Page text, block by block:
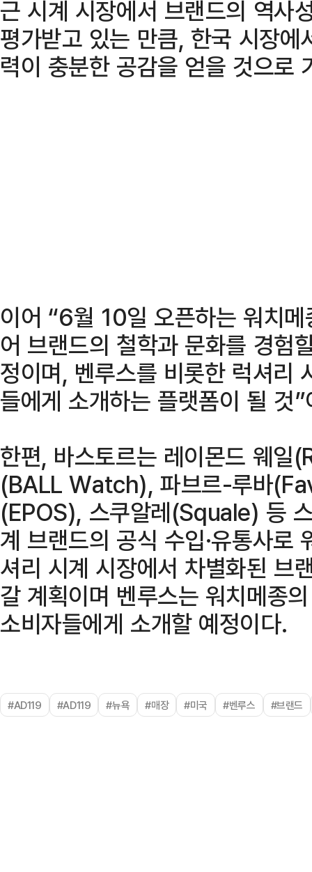
근 시계 시장에서 브랜드의 역사
평가받고 있는 만큼, 한국 시장
력이 충분한 공감을 얻을 것으로
이어 “6월 10일 오픈하는 워치
어 브랜드의 철학과 문화를 경험
정이며, 벤루스를 비롯한 럭셔리
들에게 소개하는 플랫폼이 될 것
한편, 바스토르는 레이몬드 웨
(BALL Watch), 파브르-루바
(EPOS), 스쿠알레(Squale) 등
계 브랜드의 공식 수입·유통사로
셔리 시계 시장에서 차별화된 브
갈 계획이며 벤루스는 워치메종
소비자들에게 소개할 예정이다.
#AD119 #AD119 #뉴욕 #매장 #미국 #벤루스 #브랜드